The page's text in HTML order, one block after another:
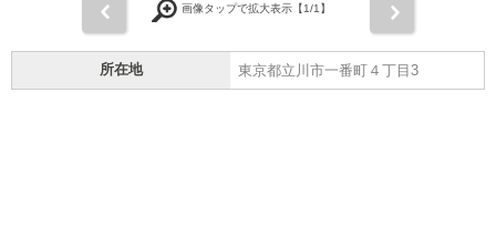
画像タップで拡大表示【1/1】
所在地 東京都立川市一番町４丁目3